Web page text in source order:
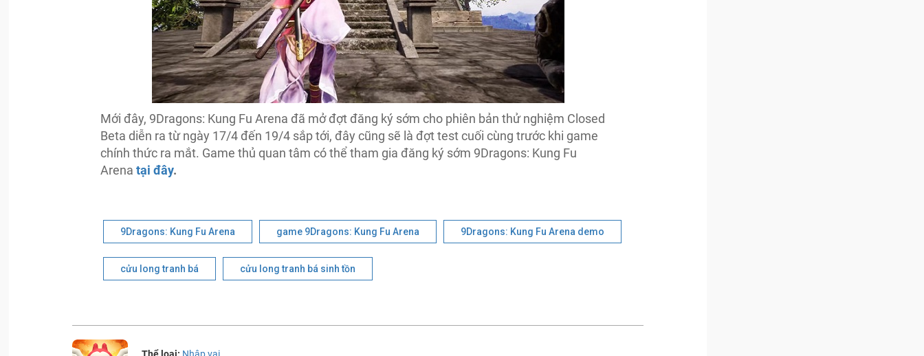
Mới đây, 9Dragons: Kung Fu Arena đã mở đợt đăng ký sớm cho phiên bản thử nghiệm Closed
Beta diễn ra từ ngày 17/4 đến 19/4 sắp tới, đây cũng sẽ là đợt test cuối cùng trước khi game
chính thức ra mắt. Game thủ quan tâm có thể tham gia đăng ký sớm 9Dragons: Kung Fu
Arenatại đây.
9Dragons: Kung Fu Arena game 9Dragons: Kung Fu Arena 9Dragons: Kung Fu Arena demo
cửu long tranh bá cửu long tranh bá sinh tồn
Thể loại: Nhập vai